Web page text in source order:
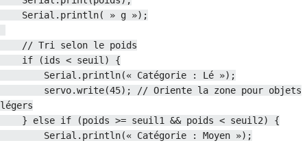
Serial.println( » g »);
// Tri selon le poids
if (ids < seuil) {
Serial.println(« Catégorie : Lé »);
servo.write(45); // Oriente la zone pour objets
légers
} else if (poids >= seuil1 && poids < seuil2) {
Serial.println(« Catégorie : Moyen »);